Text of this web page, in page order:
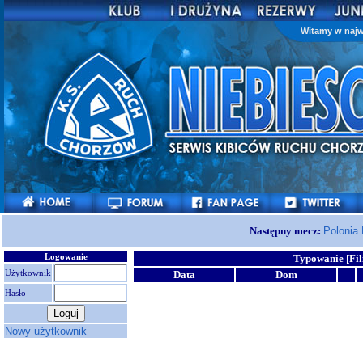
Witamy w
Następny mecz:
Logowanie
Użytkownik
Hasło
Nowy użytkownik
Typowanie
Data
Dom